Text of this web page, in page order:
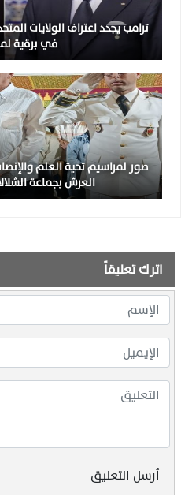
ترامب يجدد اعتراف الولايات
في برقية
صور لمراسيم تحية العلم
العرش بجماعة
اترك تعليقاً
أرسل التعليق